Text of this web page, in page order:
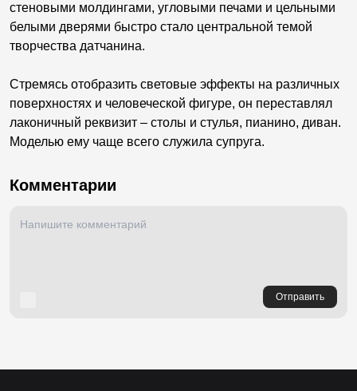
стеновыми молдингами, угловыми печами и цельными
белыми дверями быстро стало центральной темой
творчества датчанина.
Стремясь отобразить световые эффекты на различных
поверхностях и человеческой фигуре, он переставлял
лаконичный реквизит – столы и стулья, пианино, диван.
Моделью ему чаще всего служила супруга.
Комментарии
Отправить